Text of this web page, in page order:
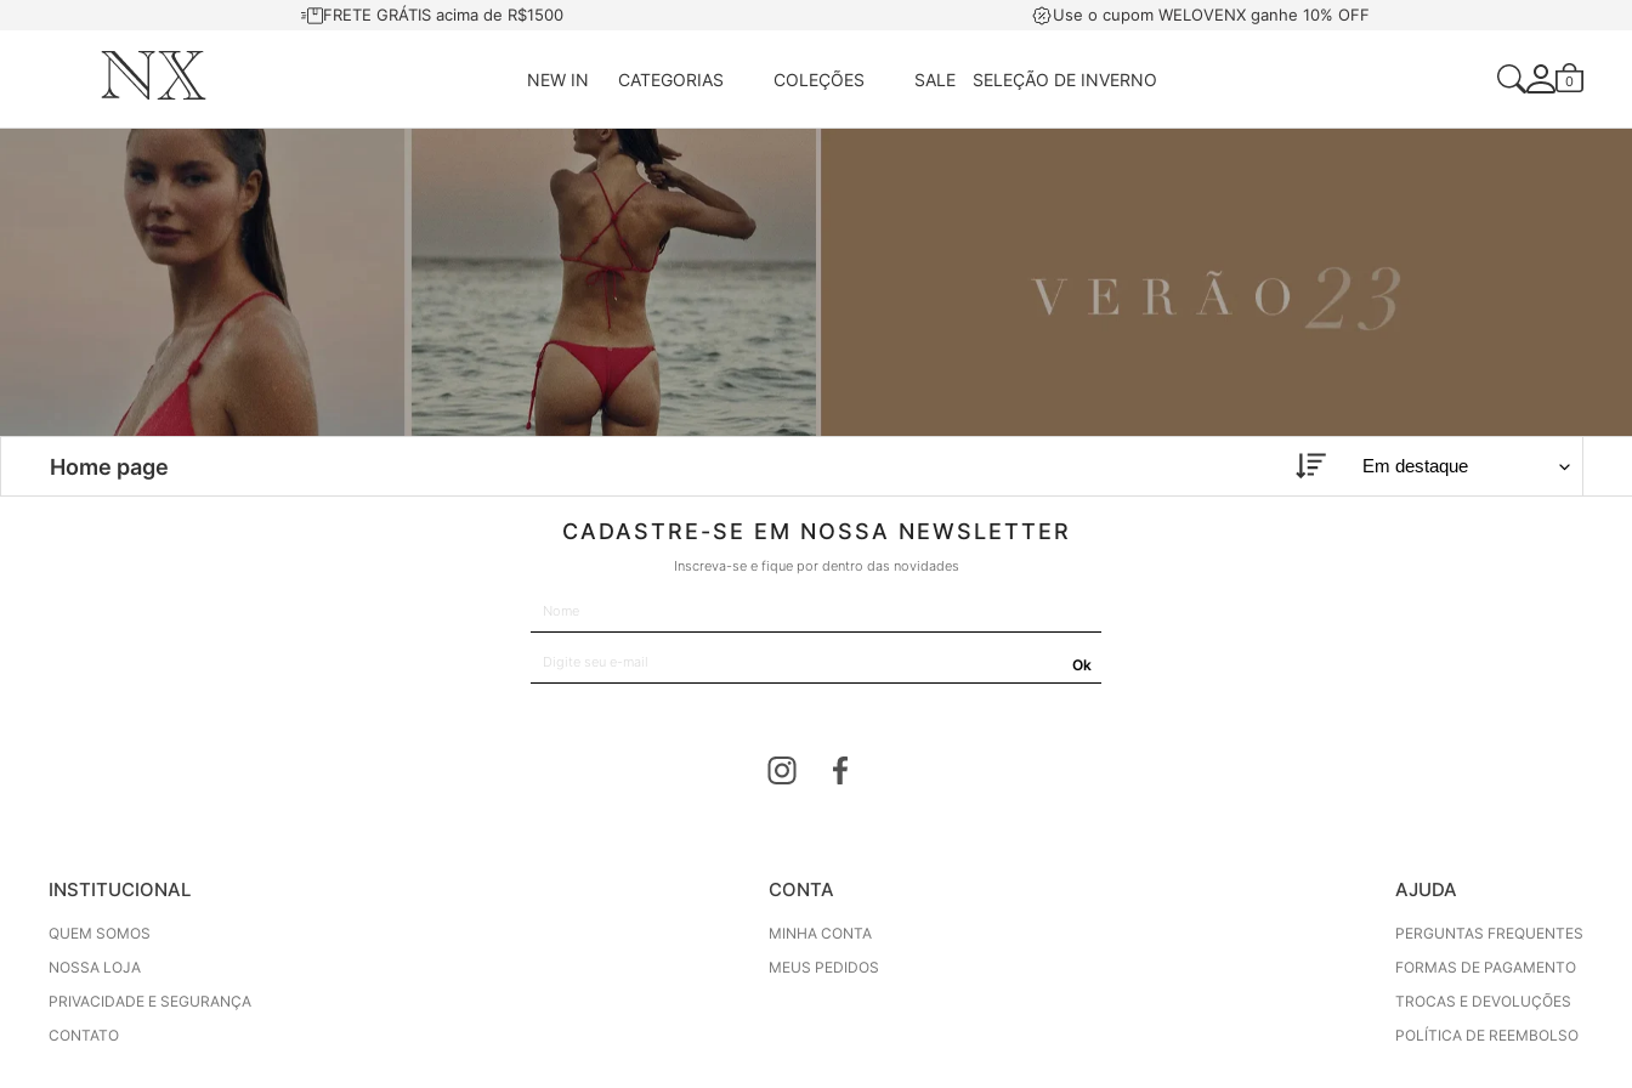
FRETE GRÁTIS acima de R$1500 Use o cupom WELOVENX ganhe 10% OFF
NEW IN CATEGORIAS COLEÇÕES SALE SELEÇÃO DE INVERNO 0
Home page
CADASTRE-SE EM NOSSA NEWSLETTER
Inscreva-se e fique por dentro das novidades
Ok
INSTITUCIONAL
QUEM SOMOS
NOSSA LOJA
PRIVACIDADE E SEGURANÇA
CONTATO
CONTA
MINHA CONTA
MEUS PEDIDOS
AJUDA
PERGUNTAS FREQUENTES
FORMAS DE PAGAMENTO
TROCAS E DEVOLUÇÕES
POLÍTICA DE REEMBOLSO